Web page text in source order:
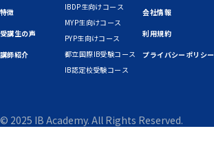
特徴
受講生の声
講師紹介
IBDP生向けコース
MYP生向けコース
PYP生向けコース
都立国際IB受験コース
IB認定校受験コース
会社情報
利用規約
プライバシーポリシー
© 2025 IB Academy. All Rights Reserved.